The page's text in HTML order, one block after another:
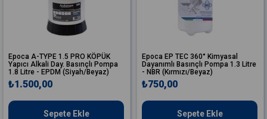
Epoca A-TYPE 1.5 PRO KÖPÜK
Yapıcı Alkali Day. Basınçlı Pompa
1.8 Litre - EPDM (Siyah/Beyaz)
₺1.500,00
Sepete Ekle
Epoca EP TEC 360° Kimyasal
Dayanımlı Basınçlı Pompa 1.3 Litre
- NBR (Kırmızı/Beyaz)
₺750,00
Sepete Ekle